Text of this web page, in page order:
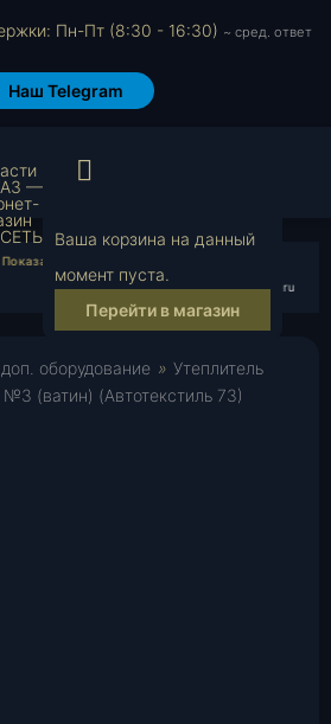
Пн-Пт (8:30 - 16:30) ~ сред. ответ
Наш Telegram
или
Ваша корзина на данный
момент пуста.
Перейти в магазин
le***@rambler.ru
оборудование » Утеплитель
(ватин) (Автотекстиль 73)